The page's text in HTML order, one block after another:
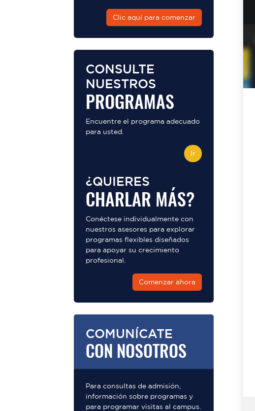
Clic aquí para comenzar
CONSULTE
NUESTROS
PROGRAMAS
Encuentre el programa adecuado
para usted.
Ir
¿QUIERES
CHARLAR MÁS?
Conéctese individualmente con
nuestros asesores para explorar
programas flexibles diseñados
para apoyar su crecimiento
profesional.
Comenzar ahora
COMUNÍCATE
CON NOSOTROS
Para consultas de admisión,
información sobre programas y
para programar visitas al campus.